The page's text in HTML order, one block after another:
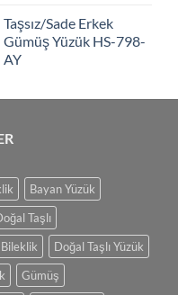
Taşsız/Sade Erkek
Gümüş Yüzük HS-798-
AY
Bayan Yüzük
Taşlı
Bileklik
Doğal Taşlı Yüzük
Gümüş